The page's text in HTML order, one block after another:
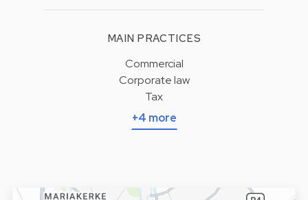
MAIN PRACTICES
Commercial
Corporate law
Tax
+4 more